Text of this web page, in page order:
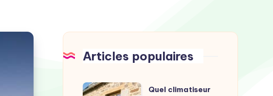
Articles populaires
Quel
Quel climatiseur